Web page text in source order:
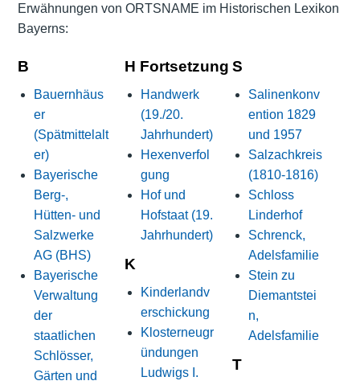
Erwähnungen von ORTSNAME im Historischen Lexikon
Bayerns:
B
Bauernhäus
er
(Spätmittelalt
er)
Bayerische
Berg-,
Hütten- und
Salzwerke
AG (BHS)
Bayerische
Verwaltung
der
staatlichen
Schlösser,
Gärten und
H Fortsetzung
Handwerk
(19./20.
Jahrhundert)
Hexenverfol
gung
Hof und
Hofstaat (19.
Jahrhundert)
K
Kinderlandv
erschickung
Klosterneugr
ündungen
Ludwigs I.
S
Salinenkonv
ention 1829
und 1957
Salzachkreis
(1810-1816)
Schloss
Linderhof
Schrenck,
Adelsfamilie
Stein zu
Diemantstei
n,
Adelsfamilie
T